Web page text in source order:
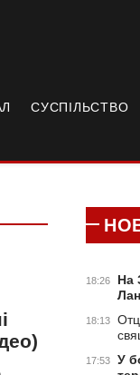
СУСПІЛЬСТВО
18:26
На
18:13
17:53
У